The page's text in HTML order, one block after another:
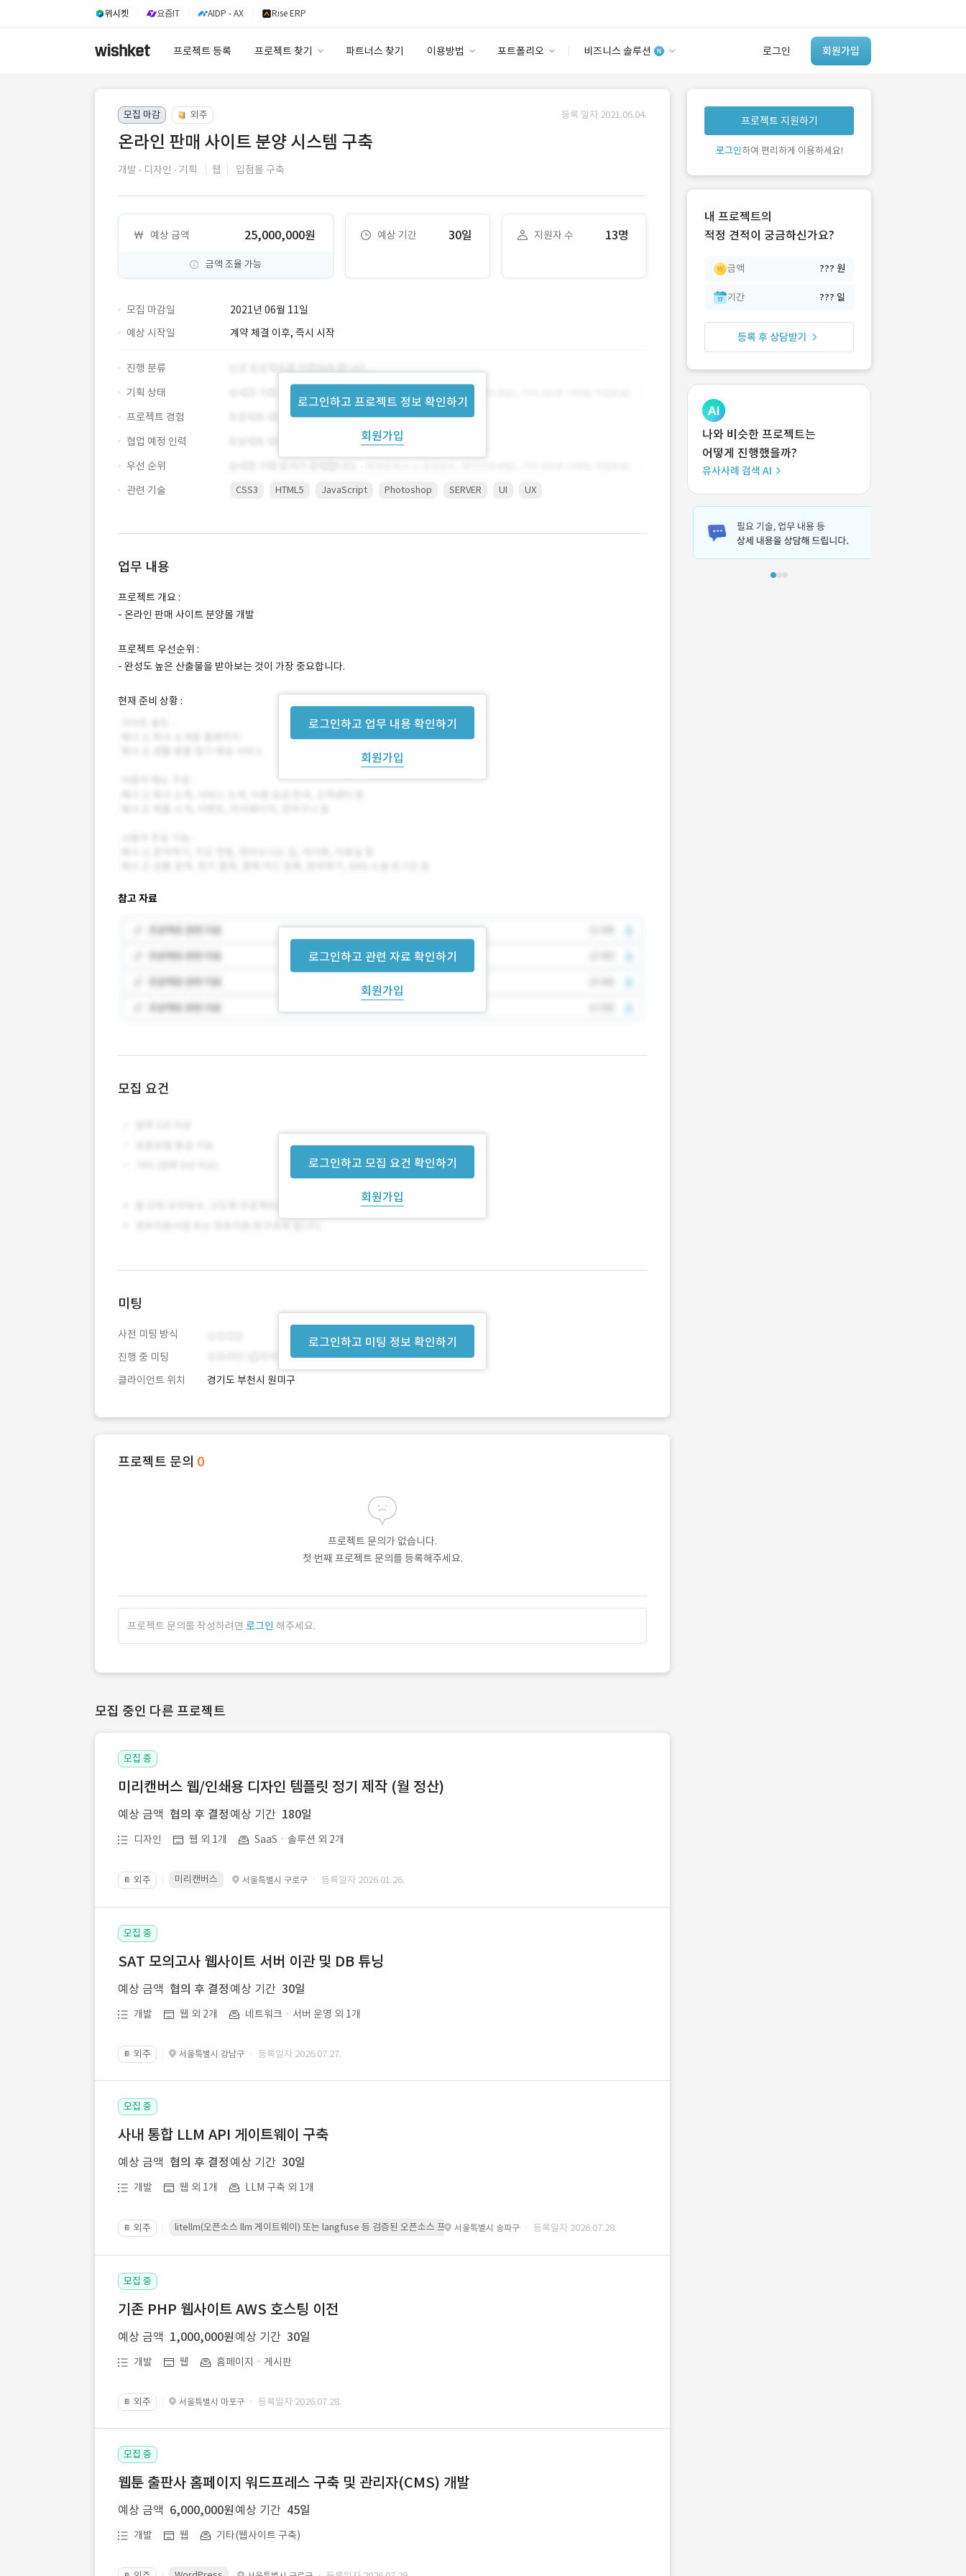
위시켓 요즘IT AIDP - AX Rise ERP
프로젝트 등록 프로젝트 찾기 파트너스 찾기 이용방법 포트폴리오 비즈니스 솔루션 로그인 회원가입
안심 코드 케어
유사사례 검색 AI
‘이런 거’ 만들어본
개발 회사 있어?
모집 마감 외주 등록 일자 2021.06.04.
온라인 판매 사이트 분양 시스템 구축
개발 디자인 기획 웹 입점몰 구축
예상 금액 25,000,000원
금액 조율 가능
예상 기간 30일 지원자 수 13명
모집 마감일 2021년 06월 11일
로그인하고 프로젝트 정보 확인하기
회원가입
예상 시작일 계약 체결 이후, 즉시 시작
진행 분류
기획 상태
프로젝트 경험
협업 예정 인력
우선 순위
관련 기술
CSS3 HTML5 JavaScript Photoshop SERVER UI UX
업무 내용
로그인하고 업무 내용 확인하기
회원가입
프로젝트 개요 :
- 온라인 판매 사이트 분양몰 개발
프로젝트 우선순위 :
- 완성도 높은 산출물을 받아보는 것이 가장 중요합니다.
현재 준비 상황 :
참고 자료
로그인하고 관련 자료 확인하기
회원가입
모집 요건
로그인하고 모집 요건 확인하기
회원가입
로그인하고 미팅 정보 확인하기
미팅
사전 미팅 방식
진행 중 미팅
클라이언트 위치
경기도 부천시 원미구
프로젝트 문의 0
프로젝트 문의가 없습니다.
첫 번째 프로젝트 문의를 등록해주세요.
프로젝트 문의를 작성하려면 로그인 해주세요.
모집 중인 다른 프로젝트
모집 중
미리캔버스 웹/인쇄용 디자인 템플릿 정기 제작 (월 정산)
예상 금액 협의 후 결정 예상 기간 180일
디자인 웹 외 1개 SaaSㆍ솔루션 외 2개
📔 외주 미리캔버스 서울특별시 구로구 · 등록일자 2026.01.26.
모집 중
SAT 모의고사 웹사이트 서버 이관 및 DB 튜닝
예상 금액 협의 후 결정 예상 기간 30일
개발 웹 외 2개 네트워크ㆍ서버 운영 외 1개
📔 외주 서울특별시 강남구 · 등록일자 2026.07.27.
모집 중
사내 통합 LLM API 게이트웨이 구축
예상 금액 협의 후 결정 예상 기간 30일
개발 웹 외 1개 LLM 구축 외 1개
📔 외주 litellm(오픈소스 llm 게이트웨이) 또는 langfuse 등 검증된 오픈소스 프레임워크를 기반으로 시스템을 구축
서울특별시 송파구 · 등록일자 2026.07.28.
모집 중
기존 PHP 웹사이트 AWS 호스팅 이전
예상 금액 1,000,000원 예상 기간 30일
개발 웹 홈페이지ㆍ게시판
📔 외주 서울특별시 마포구 · 등록일자 2026.07.28.
모집 중
웹툰 출판사 홈페이지 워드프레스 구축 및 관리자(CMS) 개발
예상 금액 6,000,000원 예상 기간 45일
개발 웹 기타(웹사이트 구축)
프로젝트 지원하기
로그인하여 편리하게 이용하세요!
내 프로젝트의
적정 견적이 궁금하신가요?
금액 ??? 원
기간 ??? 일
등록 후 상담받기
나와 비슷한 프로젝트는
어떻게 진행했을까?
유사사례 검색 AI